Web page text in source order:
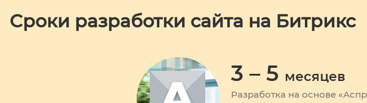
Сроки разработки сайта на Битрикс
3 – 5 месяцев
Разработка на основе